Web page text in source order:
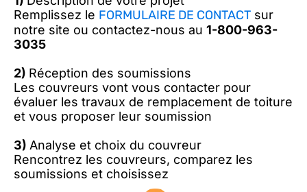
Remplissez le FORMULAIRE DE CONTACT sur
notre site ou contactez-nous au 1-800-963-
3035
2) Réception des soumissions
Les couvreurs vont vous contacter pour
évaluer les travaux de remplacement de toiture
et vous proposer leur soumission
3) Analyse et choix du couvreur
Rencontrez les couvreurs, comparez les
soumissions et choisissez